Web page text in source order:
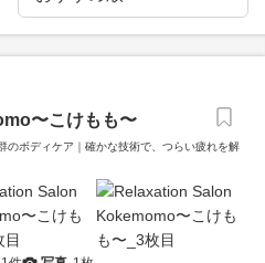
〜こけもも〜
のボディケア｜確かな技術で、つらい疲れを解